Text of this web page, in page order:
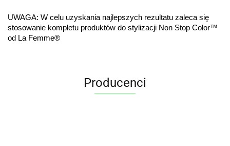
UWAGA: W celu uzyskania najlepszych rezultatu zaleca się
stosowanie kompletu produktów do stylizacji Non Stop Color™
od La Femme®
Producenci